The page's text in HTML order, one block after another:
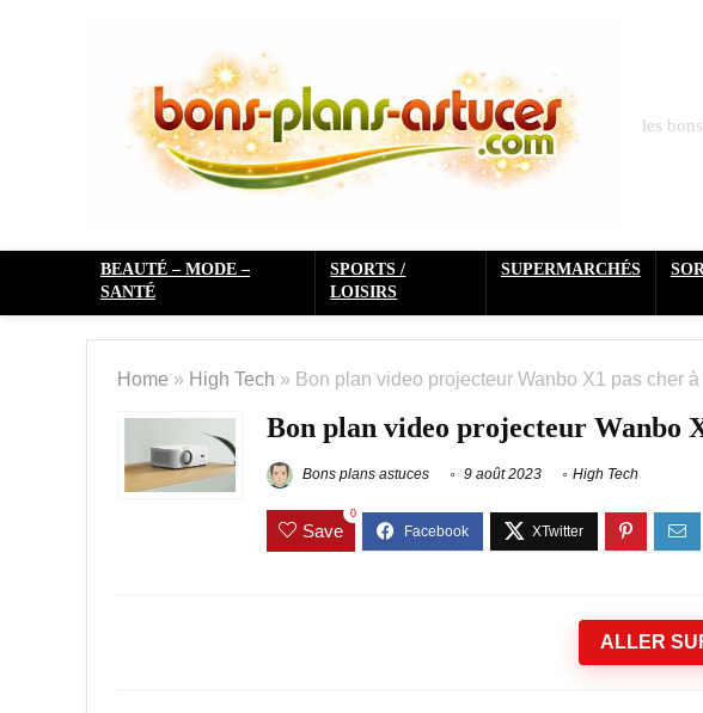
les
BEAUTÉ – MODE –
SANTÉ
SPORTS /
LOISIRS
SUPERMARCHÉS
Home » High Tech » Bon plan video projecteur Wanbo X1 pas cher à
Bon plan video projecteur Wanbo
Bons plans astuces 9 août 2023 High Tech
Save
0
ALLER